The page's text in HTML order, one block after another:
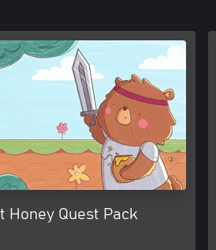
Honey Quest Pack